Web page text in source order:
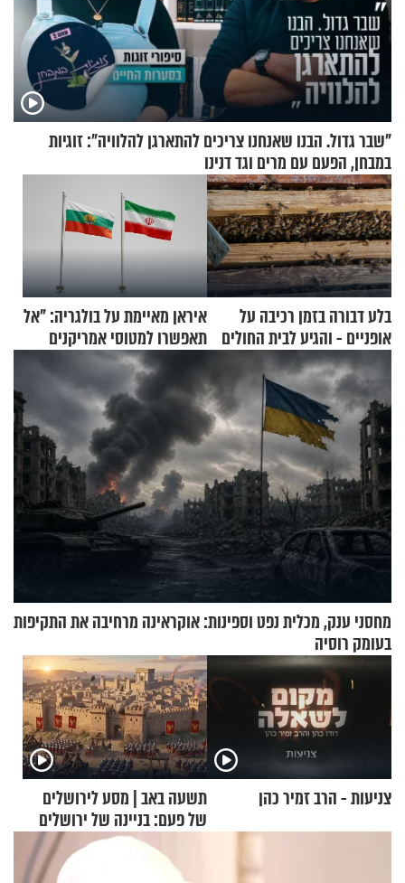
"שבר גדול. הבנו שאנחנו צריכים להתארגן להלוויה": זוגיות
במבחן, הפעם עם מרים וגד דנינו
בלע דבורה בזמן רכיבה על
אופניים - והגיע לבית החולים
במצב מסכן חיים
איראן מאיימת על בולגריה: "אל
תאפשרו למטוסי אמריקנים
להמריא מהשטח שלכם"
מחסני ענק, מכלית נפט וספינות: אוקראינה מרחיבה את התקיפות
בעומק רוסיה
צניעות - הרב זמיר כהן
תשעה באב | מסע לירושלים
של פעם: בניינה של ירושלים